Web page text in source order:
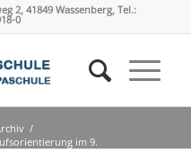
2, 41849 Wassenberg, Tel.:
0
/
im 9.